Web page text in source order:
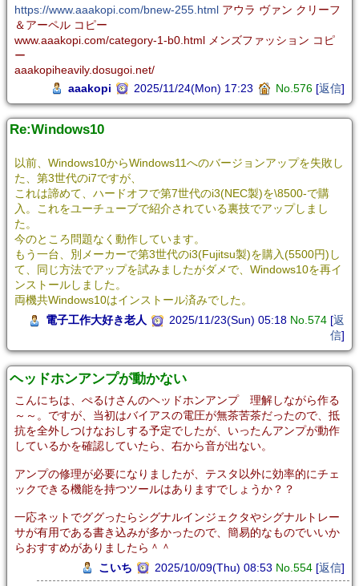
https://www.aaakopi.com/bnew-255.html アウラ ヴァン クリーフ
＆アーペル コピー
www.aaakopi.com/category-1-b0.html メンズファッション コピ
ー
aaakopiheavily.dosugoi.net/
aaakopi
2025/11/24(Mon) 17:23 No.576 [返信]
Re:Windows10
以前、Windows10からWindows11へのバージョンアップを失敗し
た、第3世代のi7ですが、
これは諦めて、ハードオフで第7世代のi3(NEC製)を\8500-で購
入。これをユーチューブで紹介されている裏技でアップしまし
た。
今のところ問題なく動作しています。
もう一台、別メーカーで第3世代のi3(Fujitsu製)を購入(5500円)し
て、同じ方法でアップを試みましたがダメで、Windows10を再イ
ンストールしました。
両機共Windows10はインストール済みでした。
電子工作大好き老人
2025/11/23(Sun) 05:18 No.574 [返
信]
ヘッドホンアンプが動かない
こんにちは、ぺるけさんのヘッドホンアンプ 理解しながら作る
～～。ですが、当初はバイアスの電圧が無茶苦茶だったので、抵
抗を全外しつけなおしする予定でしたが、いったんアンプが動作
しているかを確認していたら、右から音が出ない。
アンプの修理が必要になりましたが、テスタ以外に効率的にチェ
ックできる機能を持つツールはありますでしょうか？？
一応ネットでググったらシグナルインジェクタやシグナルトレー
サが有用である書き込みが多かったので、簡易的なものでいいか
らおすすめがありましたら＾＾
こいち
2025/10/09(Thu) 08:53 No.554 [返信]